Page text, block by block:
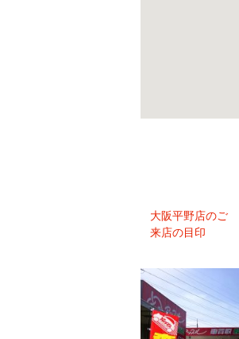
大阪平野店のご
来店の目印